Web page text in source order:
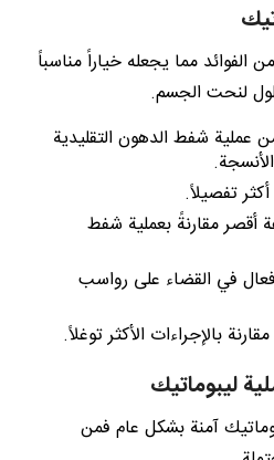
الفوائد مما يجعله خياراً مناسباً
لنحت الجسم.
عملية شفط الدهون التقليدية
تفصيلاً.
أقصر مقارنةً بعملية شفط
في القضاء على رواسب
بالإجراءات الأكثر توغلاً.
ليبوماتيك
آمنة بشكل عام فمن